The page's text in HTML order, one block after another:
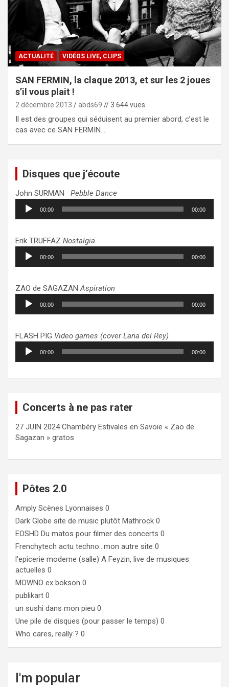
ACTUALITÉ VIDÉOS LIVE, CLIPS
SAN FERMIN, la claque 2013, et sur les 2 joues
s’il vous plait !
2 décembre 2013 abds69 // 3 644 vues
Il est des groupes qui séduisent au premier abord, c’est le
cas avec ce SAN FERMIN…
Disques que j’écoute
John SURMAN Pebble Dance
Lecteur
audio
00:00 00:00
Erik TRUFFAZ Nostalgia
Lecteur
audio
00:00 00:00
ZAO de SAGAZANAspiration
Lecteur
audio
00:00 00:00
FLASH PIG Video games (cover Lana del Rey)
Lecteur
audio
00:00 00:00
Concerts à ne pas rater
27 JUIN 2024 Chambéry Estivales en Savoie « Zao de
Sagazan » gratos
Pôtes 2.0
Amply Scènes Lyonnaises 0
Dark Globe site de music plutôt Mathrock 0
EOSHD Du matos pour filmer des concerts 0
Frenchytech actu techno…mon autre site 0
l'epicerie moderne (salle) A Feyzin, live de musiques
actuelles 0
MOWNO ex bokson 0
publikart 0
un sushi dans mon pieu 0
Une pile de disques (pour passer le temps) 0
Who cares, really ? 0
I'm popular